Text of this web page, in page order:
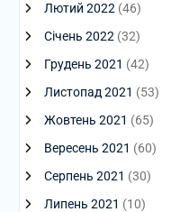
Лютий 2022 (46)
Січень 2022 (32)
Грудень 2021 (42)
Листопад 2021 (53)
Жовтень 2021 (65)
Вересень 2021 (60)
Серпень 2021 (30)
Липень 2021 (10)